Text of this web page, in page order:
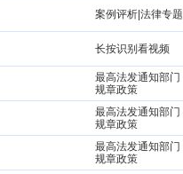
案例评析|法律专题
长按识别看视频
最高法发通知部门
规章政策
最高法发通知部门
规章政策
最高法发通知部门
规章政策